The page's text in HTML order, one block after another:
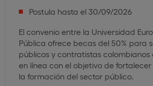
Postula hasta el 30/09/2026
El convenio entre la Universidad
Pública ofrece becas del 50% para
públicos y contratistas colombianos
en línea con el objetivo de
la formación del sector público.